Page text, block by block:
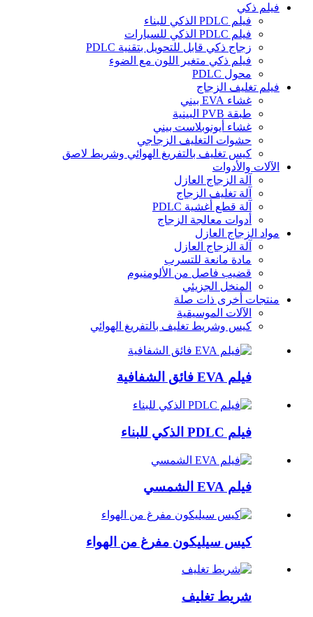
فيلم ذكي
فيلم PDLC الذكي للبناء
فيلم PDLC الذكي للسيارات
زجاج ذكي قابل للتحويل بتقنية PDLC
فيلم ذكي متغير اللون مع الضوء
محول PDLC
فيلم تغليف الزجاج
غشاء EVA بيني
طبقة PVB البينية
غشاء أيونوبلاست بيني
حشوات التغليف الزجاجي
كيس تغليف بالتفريغ الهوائي وشريط لاصق
الآلات والأدوات
آلة الزجاج العازل
آلة تغليف الزجاج
آلة قطع أغشية PDLC
أدوات معالجة الزجاج
مواد الزجاج العازل
آلة الزجاج العازل
مادة مانعة للتسرب
قضيب فاصل من الألومنيوم
المنخل الجزيئي
منتجات أخرى ذات صلة
الآلات الموسيقية
كيس وشريط تغليف بالتفريغ الهوائي
فيلم EVA فائق الشفافية
فيلم PDLC الذكي للبناء
فيلم EVA الشمسي
كيس سيليكون مفرغ من الهواء
شريط تغليف